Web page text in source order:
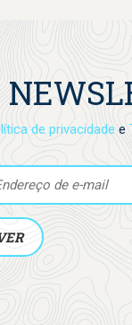
de privacidade e